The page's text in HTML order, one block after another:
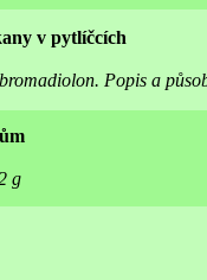
v pytlíčcích
Popis a
g